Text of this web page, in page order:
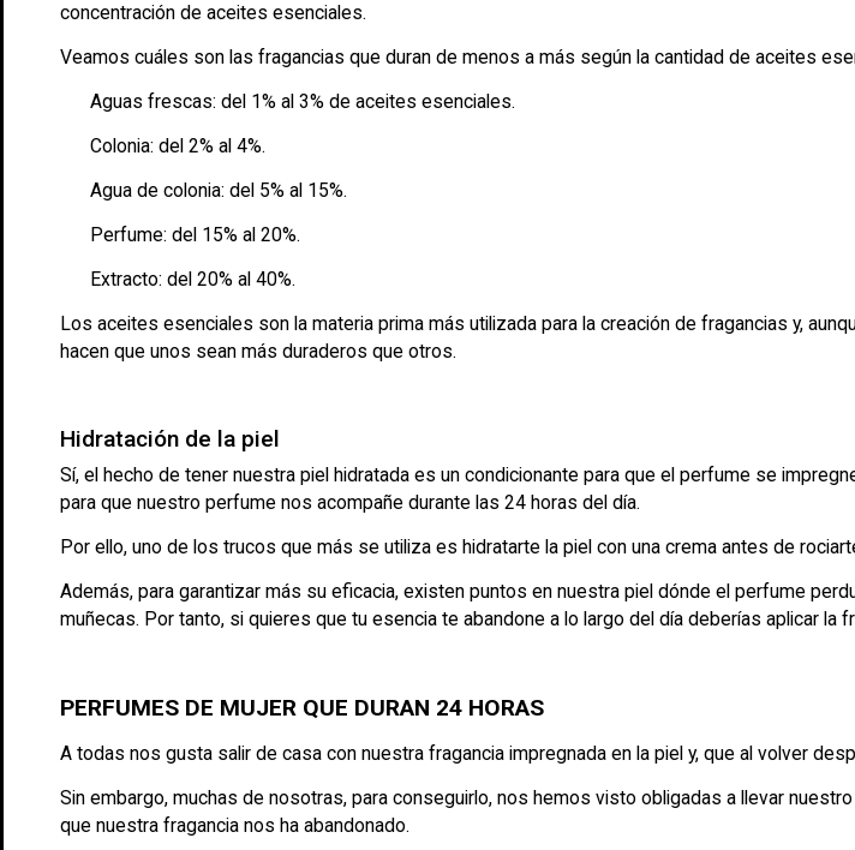
concentración de aceites esenciales.
Veamos cuáles son las fragancias que duran de menos a más según la cantidad de aceites
Aguas frescas: del 1% al 3% de aceites esenciales.
Colonia: del 2% al 4%.
Agua de colonia: del 5% al 15%.
Perfume: del 15% al 20%.
Extracto: del 20% al 40%.
Los aceites esenciales son la materia prima más utilizada para la creación de fragancias y,
hacen que unos sean más duraderos que otros.
Hidratación de la piel
Sí, el hecho de tener nuestra piel hidratada es un condicionante para que el perfume se
para que nuestro perfume nos acompañe durante las 24 horas del día.
Por ello, uno de los trucos que más se utiliza es hidratarte la piel con una crema antes de
Además, para garantizar más su eficacia, existen puntos en nuestra piel dónde el perfume
muñecas. Por tanto, si quieres que tu esencia te abandone a lo largo del día deberías aplicar la
PERFUMES DE MUJER QUE DURAN 24 HORAS
A todas nos gusta salir de casa con nuestra fragancia impregnada en la piel y, que al volver
Sin embargo, muchas de nosotras, para conseguirlo, nos hemos visto obligadas a llevar
que nuestra fragancia nos ha abandonado.